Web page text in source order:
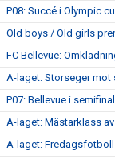
P08: Succé i Olympic
Old boys / Old girls
FC Bellevue:
A-laget: Storseger mot
P07: Bellevue i
A-laget: Mästarklass
A-laget: